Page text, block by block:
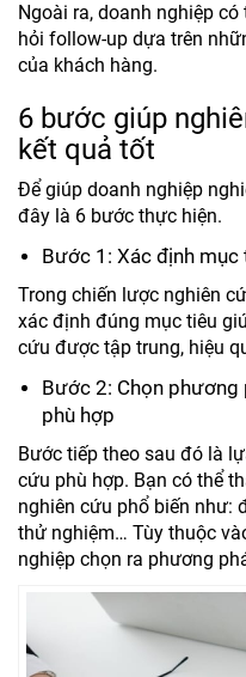
Ngoài ra, doanh nghiệp
hỏi follow-up dựa trên
của khách hàng.
6 bước giúp
kết quả tốt
Để giúp doanh nghiệp
đây là 6 bước thực hiện.
Bước 1: Xác định mục
Trong chiến lược nghiên
xác định đúng mục tiêu
cứu được tập trung, hiệu
Bước 2: Chọn
phù hợp
Bước tiếp theo sau đó là
cứu phù hợp. Bạn có thể
nghiên cứu phổ biến như:
thử nghiệm… Tùy thuộc
nghiệp chọn ra phương